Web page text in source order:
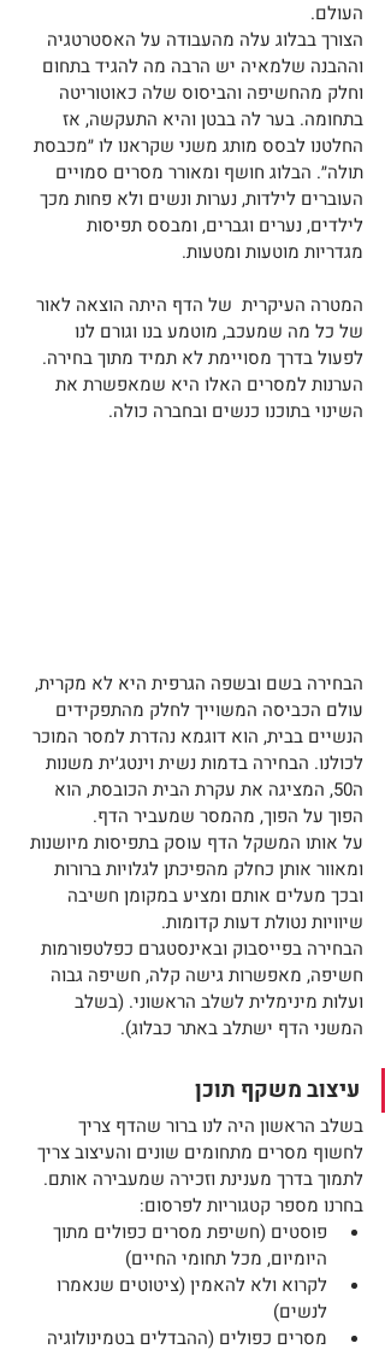
העולם.
הצורך בבלוג עלה מהעבודה על האסטרטגיה
וההבנה שלמאיה יש הרבה מה להגיד בתחום
וחלק מהחשיפה והביסוס שלה כאוטוריטה
בתחומה. בער לה בבטן והיא התעקשה, אז
החלטנו לבסס מותג משני שקראנו לו ״מכבסת
תולה״. הבלוג חושף ומאורר מסרים סמויים
העוברים לילדות, נערות ונשים ולא פחות מכך
לילדים, נערים וגברים, ומבסס תפיסות
מגדריות מוטעות ומטעות.
המטרה העיקרית  של הדף היתה הוצאה לאור
של כל מה שמעכב, מוטמע בנו וגורם לנו
לפעול בדרך מסויימת לא תמיד מתוך בחירה.
הערנות למסרים האלו היא שמאפשרת את
השינוי בתוכנו כנשים ובחברה כולה.
הבחירה בשם ובשפה הגרפית היא לא מקרית,
עולם הכביסה המשוייך לחלק מהתפקידים
הנשיים בבית, הוא דוגמא נהדרת למסר המוכר
לכולנו. הבחירה בדמות נשית וינטג׳ית משנות
ה50, המציגה את עקרת הבית הכובסת, הוא
הפוך על הפוך, מהמסר שמעביר הדף.
על אותו המשקל הדף עוסק בתפיסות מיושנות
ומאוור אותן כחלק מהפיכתן לגלויות ברורות
ובכך מעלים אותם ומציע במקומן חשיבה
שיוויות נטולת דעות קדומות.
הבחירה בפייסבוק ובאינסטגרם כפלטפורמות
חשיפה, מאפשרות גישה קלה, חשיפה גבוה
ועלות מינימלית לשלב הראשוני. (בשלב
המשני הדף ישתלב באתר כבלוג).
עיצוב משקף תוכן
בשלב הראשון היה לנו ברור שהדף צריך
לחשוף מסרים מתחומים שונים והעיצוב צריך
לתמוך בדרך מענינת וזכירה שמעבירה אותם.
בחרנו מספר קטגוריות לפרסום:
פוסטים (חשיפת מסרים כפולים מתוך
היומיום, מכל תחומי החיים)
לקרוא ולא להאמין (ציטוטים שנאמרו
לנשים)
מסרים כפולים (ההבדלים בטמינולוגיה